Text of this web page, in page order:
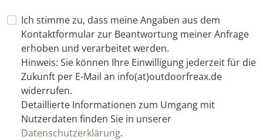
Ich stimme zu, dass meine Angaben aus dem
Kontaktformular zur Beantwortung meiner Anfrage
erhoben und verarbeitet werden.
Hinweis: Sie können Ihre Einwilligung jederzeit für die
Zukunft per E-Mail an info(at)outdoorfreax.de
widerrufen.
Detaillierte Informationen zum Umgang mit
Nutzerdaten finden Sie in unserer
Datenschutzerklärung.